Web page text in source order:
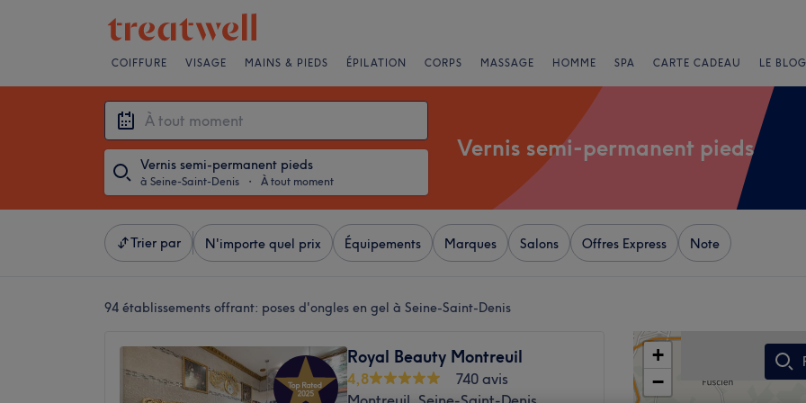
COIFFURE VISAGE MAINS & PIEDS ÉPILATION CORPS MASSAGE HOMME SPA CARTE CADEAU LE
Vernis semi-permanent pieds
à Seine-Saint-Denis ・ À tout moment
Vernis semi-permanent pieds
Trier par N'importe quel prix Équipements Marques Salons Offres Express Note
94 établissements offrant: poses d'ongles en gel à Seine-Saint-Denis
Royal Beauty Montreuil
4,8
740 avis
+
−